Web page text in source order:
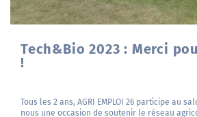
Tech&Bio 2023 : Merci
!
Tous les 2 ans, AGRI EMPLOI 26 participe au
nous une occasion de soutenir le réseau